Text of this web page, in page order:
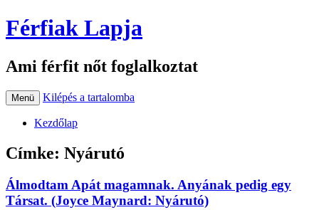
Férfiak Lapja
Ami férfit nőt foglalkoztat
Menü Kilépés a tartalomba
Kezdőlap
Címke: Nyárutó
Álmodtam Apát magamnak. Anyának pedig egy
Társat. (Joyce Maynard: Nyárutó)